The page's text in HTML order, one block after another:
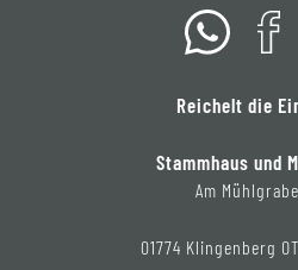
Reichelt die
Stammhaus und
Am
01774 Klingenberg